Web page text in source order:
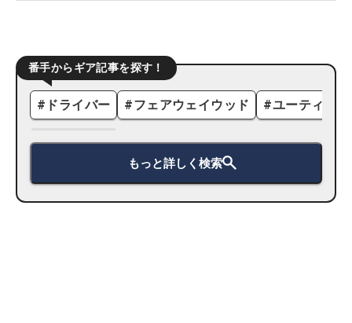
番手からギア記事を探す！
# ドライバー #フェアウェイウッド #ユーティリ
もっと詳しく検索